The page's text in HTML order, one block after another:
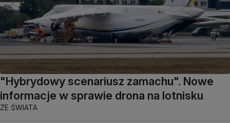
"Hybrydowy scenariusz zamachu". Nowe
informacje w sprawie drona na lotnisku
ZE ŚWIATA